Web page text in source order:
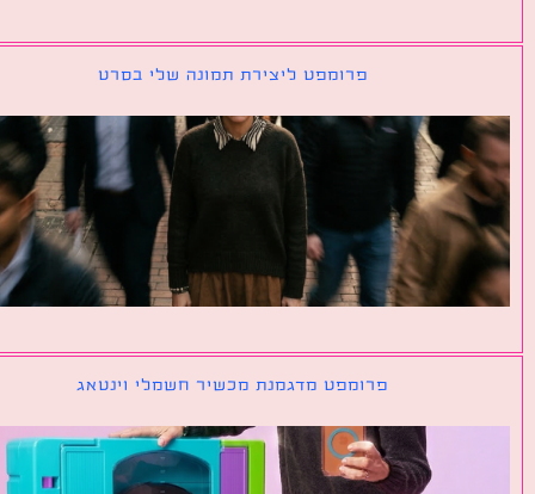
פרומפט ליצירת תמונה שלי בסרט
פרומפט מדגמנת מכשיר חשמלי וינטאג